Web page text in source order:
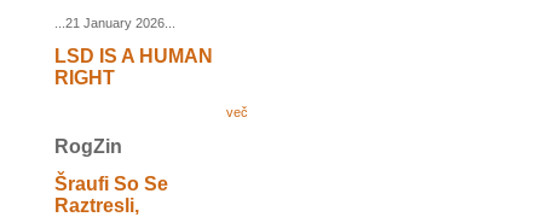
...21 January 2026...
LSD IS A HUMAN
RIGHT
več
RogZin
Šraufi So Se
Raztresli,